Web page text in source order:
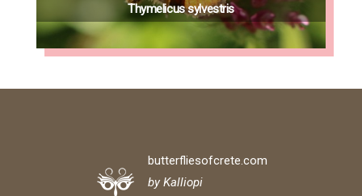
Thymelicus sylvestris
butterfliesofcrete.com
by Kalliopi